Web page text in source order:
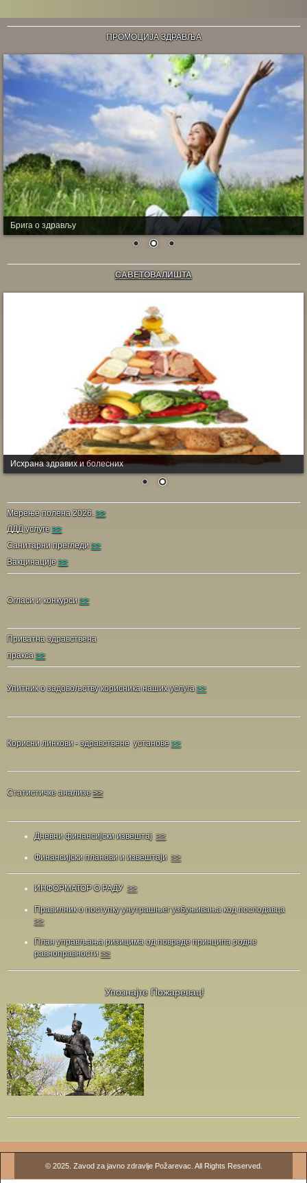
ПРОМОЦИЈА ЗДРАВЉА
Брига о здрављу
САВЕТОВАЛИШТА
Исхрана здравих и болесних
Мерење полена 2026.>>
ДДД услуге>>
Санитарни прегледи>>
Вакцинације>>
Огласи и конкурси>>
Приватна здравствена
пракса>>
Упитник о задовољству корисника наших услуга>>
Корисни линкови - здравствене установе >>
Статистичке анализе>>
Дневни финансијски извештај>>
Финансијски планови и извештаји>>
ИНФОРМАТОР О РАДУ>>
Правилник о поступку унутрашњег узбуњивања код послодавца
>>
План управљања ризицима од повреде принципа родне
равноправности>>
Упознајте Пожаревац!
© 2025. Zavod za javno zdravlje Požarevac. All Rights Reserved.